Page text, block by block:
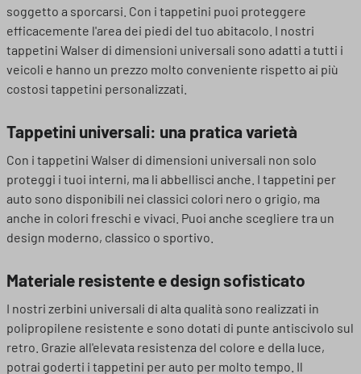
soggetto a sporcarsi. Con i tappetini puoi proteggere
efficacemente l'area dei piedi del tuo abitacolo. I nostri
tappetini Walser di dimensioni universali sono adatti a tutti i
veicoli e hanno un prezzo molto conveniente rispetto ai più
costosi tappetini personalizzati.
Tappetini universali: una pratica varietà
Con i tappetini Walser di dimensioni universali non solo
proteggi i tuoi interni, ma li abbellisci anche. I tappetini per
auto sono disponibili nei classici colori nero o grigio, ma
anche in colori freschi e vivaci. Puoi anche scegliere tra un
design moderno, classico o sportivo.
Materiale resistente e design sofisticato
I nostri zerbini universali di alta qualità sono realizzati in
polipropilene resistente e sono dotati di punte antiscivolo sul
retro. Grazie all'elevata resistenza del colore e della luce,
potrai goderti i tappetini per auto per molto tempo. Il